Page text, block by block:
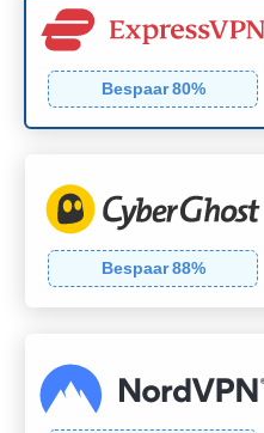
Bespaar 80%
Bespaar 88%